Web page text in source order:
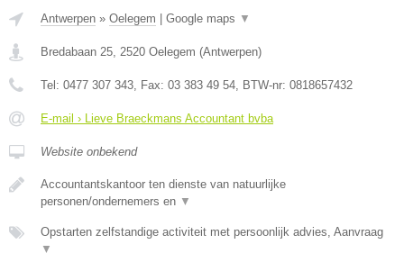
Antwerpen » Oelegem Google maps ▼
Bredabaan 25 2520 Oelegem (Antwerpen)
Tel: 0477 307 343 , Fax: 03 383 49 54 , BTW-nr: 0818657432
E-mail › Lieve Braeckmans Accountant bvba
Website onbekend
Accountantskantoor ten dienste van natuurlijke
personen/ondernemers en ▼
Opstarten zelfstandige activiteit met persoonlijk advies, Aanvraag
▼